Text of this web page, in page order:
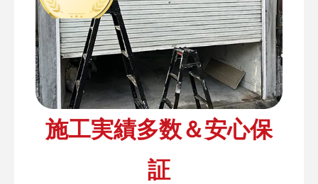
施工実績多数＆安心保
証